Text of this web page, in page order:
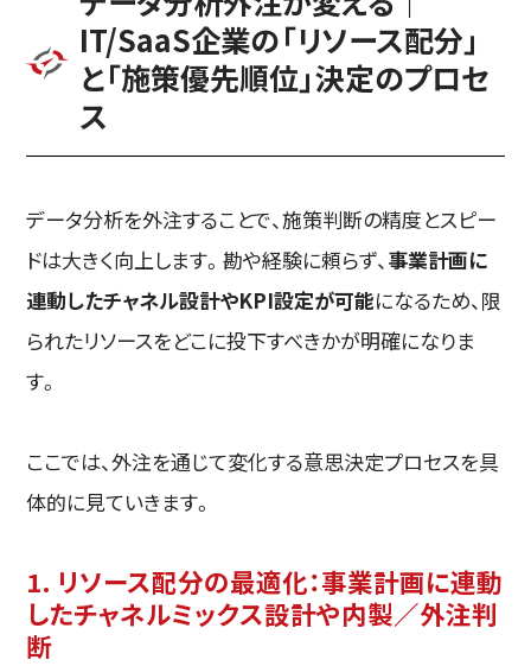
IT/SaaS企業の「リソース配分」
と「施策優先順位」決定のプロセ
ス
データ分析を外注することで、施策判断の精度とスピー
ドは大きく向上します。勘や経験に頼らず、事業計画に
連動したチャネル設計やKPI設定が可能になるため、限
られたリソースをどこに投下すべきかが明確になりま
す。
ここでは、外注を通じて変化する意思決定プロセスを具
体的に見ていきます。
1. リソース配分の最適化：事業計画に連動
したチャネルミックス設計や内製／外注判
断